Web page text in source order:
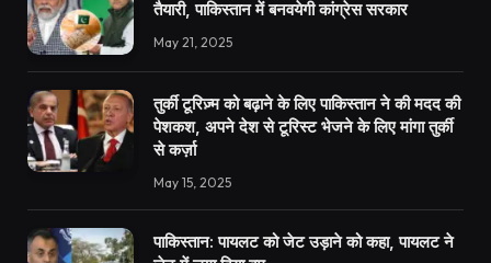
तैयारी, पाकिस्तान में बनवयेगी कांग्रेस सरकार
May 21, 2025
तुर्की टूरिज़्म को बढ़ाने के लिए पाकिस्तान ने की मदद की
पेशकश, अपने देश से टूरिस्ट भेजने के लिए मांगा तुर्की
से कर्ज़ा
May 15, 2025
पाकिस्तान: पायलट को जेट उड़ाने को कहा, पायलट ने